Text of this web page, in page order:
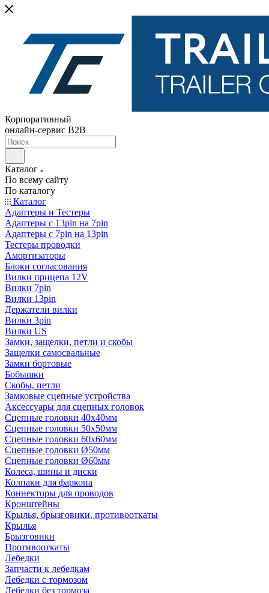
Корпоративный
онлайн-сервис B2B
Каталог
По всему сайту
По каталогу
Каталог
Адаптеры и Тестеры
Адаптеры с 13pin на 7pin
Адаптеры с 7pin на 13pin
Тестеры проводки
Амортизаторы
Блоки согласования
Вилки прицепа 12V
Вилки 7pin
Вилки 13pin
Держатели вилки
Вилки 3pin
Вилки US
Замки, защелки, петли и скобы
Защелки самосвальные
Замки бортовые
Бобышки
Скобы, петли
Замковые сцепные устройства
Аксессуары для сцепных головок
Сцепные головки 40x40мм
Сцепные головки 50x50мм
Сцепные головки 60x60мм
Сцепные головки Ø50мм
Сцепные головки Ø60мм
Колеса, шины и диски
Колпаки для фаркопа
Коннекторы для проводов
Кронштейны
Крылья, брызговики, противооткаты
Крылья
Брызговики
Противооткаты
Лебедки
Запчасти к лебедкам
Лебедки с тормозом
Лебедки без тормоза